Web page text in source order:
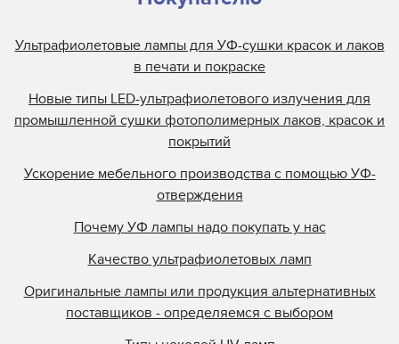
Ультрафиолетовые лампы для УФ-сушки красок и лаков
в печати и покраске
Новые типы LED-ультрафиолетового излучения для
промышленной сушки фотополимерных лаков, красок и
покрытий
Ускорение мебельного производства с помощью УФ-
отверждения
Почему УФ лампы надо покупать у нас
Качество ультрафиолетовых ламп
Оригинальные лампы или продукция альтернативных
поставщиков - определяемся с выбором